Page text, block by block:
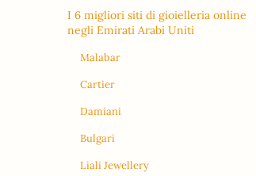
I 6 migliori siti di gioielleria online
negli Emirati Arabi Uniti
Malabar
Cartier
Damiani
Bulgari
Liali Jewellery